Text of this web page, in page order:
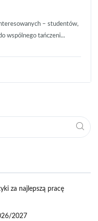
– studentów,
wspólnego tańczeni...
za najlepszą pracę
2027